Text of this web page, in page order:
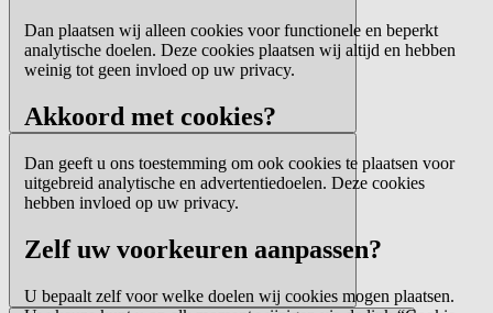
Dan plaatsen wij alleen cookies voor functionele en beperkt
analytische doelen. Deze cookies plaatsen wij altijd en hebben
weinig tot geen invloed op uw privacy.
Akkoord met cookies?
Dan geeft u ons toestemming om ook cookies te plaatsen voor
uitgebreid analytische en advertentiedoelen. Deze cookies
hebben invloed op uw privacy.
Zelf uw voorkeuren aanpassen?
U bepaalt zelf voor welke doelen wij cookies mogen plaatsen.